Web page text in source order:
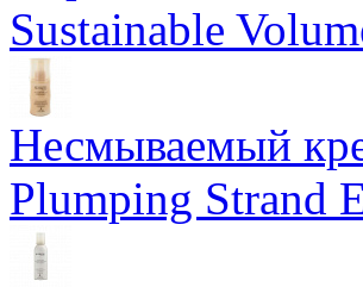
Sustainable
Несмываемый
Plumping Strand